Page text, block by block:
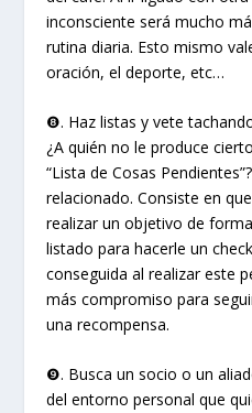
inconsciente será mucho
rutina diaria. Esto mismo
oración, el deporte, etc…
❽. Haz listas y vete
¿A quién no le produce
“Lista de Cosas
relacionado. Consiste en
realizar un objetivo de
listado para hacerle un
conseguida al realizar este
más compromiso para
una recompensa.
❾. Busca un socio o un
del entorno personal que